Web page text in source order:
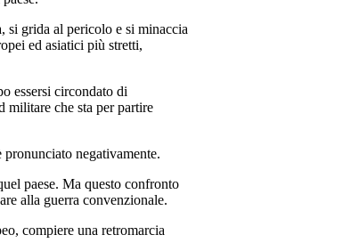
si grida al pericolo e si minaccia
ed asiatici più stretti,
essersi circondato di
militare che sta per partire
negativamente.
paese. Ma questo confronto
alla guerra convenzionale.
compiere una retromarcia